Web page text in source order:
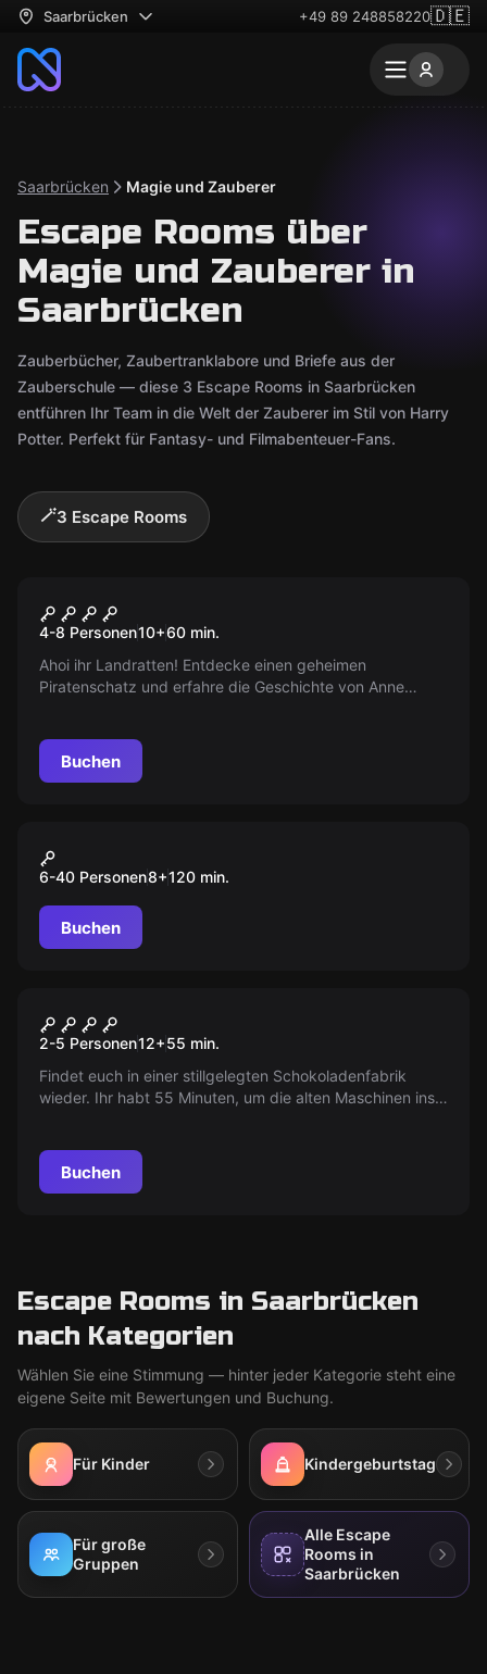
Saarbrücken +49 89 248858220🇩🇪
Saarbrücken Magie und Zauberer
Escape Rooms über
Magie und Zauberer in
Saarbrücken
Zauberbücher, Zaubertranklabore und Briefe aus der
Zauberschule — diese 3 Escape Rooms in Saarbrücken
entführen Ihr Team in die Welt der Zauberer im Stil von Harry
Potter. Perfekt für Fantasy- und Filmabenteuer-Fans.
🪄3 Escape Rooms
Anne Bonnys Schatz
4-8 Personen10+60 min.
Ahoi ihr Landratten! Entdecke einen geheimen
Piratenschatz und erfahre die Geschichte von Anne
Buchen
Das Abenteuer in Saarbrücken
6-40 Personen8+120 min.
Buchen
Die Fabrik
2-5 Personen12+55 min.
Findet euch in einer stillgelegten Schokoladenfabrik
wieder. Ihr habt 55 Minuten, um die alten Maschinen ins
Buchen
Escape Rooms in Saarbrücken
nach Kategorien
Wählen Sie eine Stimmung — hinter jeder Kategorie steht eine
eigene Seite mit Bewertungen und Buchung.
Für Kinder Kindergeburtstag
Für große
Gruppen
Alle Escape
Rooms in
Saarbrücken